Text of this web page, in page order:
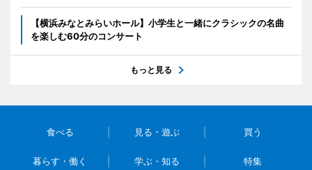
【横浜みなとみらいホール】小学生と一緒にクラシックの名曲
を楽しむ60分のコンサート
もっと見る
食べる 見る・遊ぶ 買う
暮らす・働く 学ぶ・知る 特集